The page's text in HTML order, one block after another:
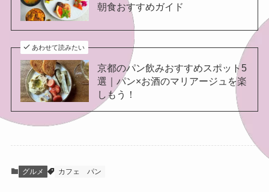
朝食おすすめガイド
あわせて読みたい
京都のパン飲みおすすめスポット5
選｜パン×お酒のマリアージュを楽
しもう！
グルメ カフェ パン